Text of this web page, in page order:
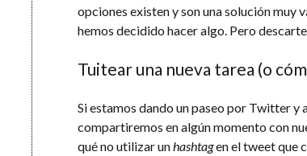
opciones existen y son una solución muy
hemos decidido hacer algo. Pero
Tuitear una nueva tarea (o
Si estamos dando un paseo por Twitter
compartiremos en algún momento con
qué no utilizar un hashtagen el tweet que